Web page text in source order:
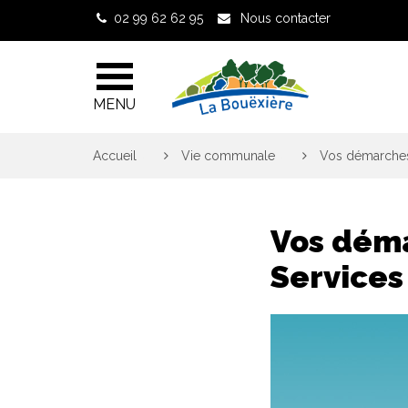
02 99 62 62 95 Nous contacter
MENU
Accueil Vie communale Vos
Vos
Services